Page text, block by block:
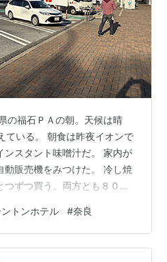
の福石ＰＡの朝。天候は晴
いる。 朝食は昨夜イオンで
ンスタント味噌汁だ。 家内が
動販売機をみつけた。 冷し焼
ずつ買う。両方とも８００
との希望だ。ここは１５時
の東寺にたちよることにし
物館に観智院の共通券をもと
ントンホテル #奈良